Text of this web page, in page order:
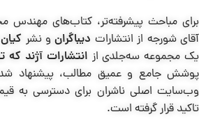
برای مباحث پیشرفته‌تر، کتاب‌های مهندس
آقای شورجه از انتشارات دیباگرانو نشر کیان
یک مجموعه سه‌جلدی از انتشارات آژند
پوشش جامع و عمیق مطالب، پیشنهاد
وب‌سایت اصلی ناشران برای دسترسی به
تاکید قرار گرفته است.